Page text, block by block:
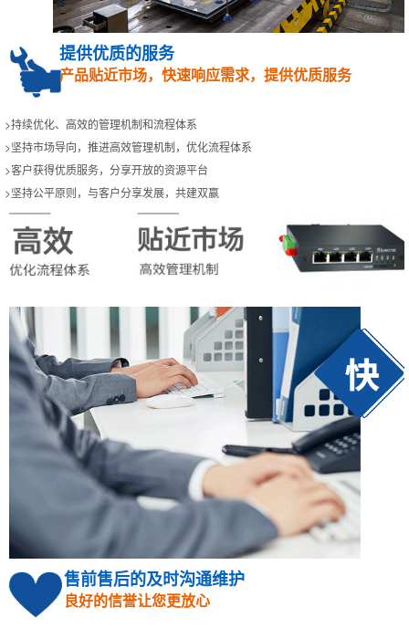
提供优质的服务
产品贴近市场，快速响应需求，提供优质服务
>持续优化、高效的管理机制和流程体系
>坚持市场导向，推进高效管理机制，优化流程体系
>客户获得优质服务，分享开放的资源平台
>坚持公平原则，与客户分享发展，共建双赢
售前售后的及时沟通维护
良好的信誉让您更放心